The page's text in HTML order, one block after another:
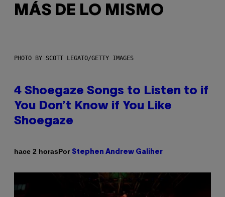
MÁS DE LO MISMO
PHOTO BY SCOTT LEGATO/GETTY IMAGES
4 Shoegaze Songs to Listen to if
You Don’t Know if You Like
Shoegaze
hace 2 horasPor Stephen Andrew Galiher